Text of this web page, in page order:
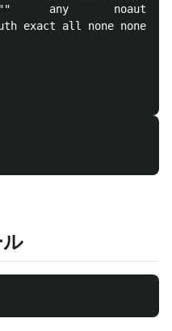
""      any       noauth
exact all none none